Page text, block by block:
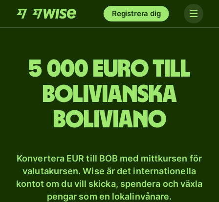
Registrera dig
5 000 euro till
bolivianska
boliviano
Konvertera EUR till BOB med mittkursen för
valutakursen. Wise är det internationella
kontot om du vill skicka, spendera och växla
pengar som en lokalinvånare.